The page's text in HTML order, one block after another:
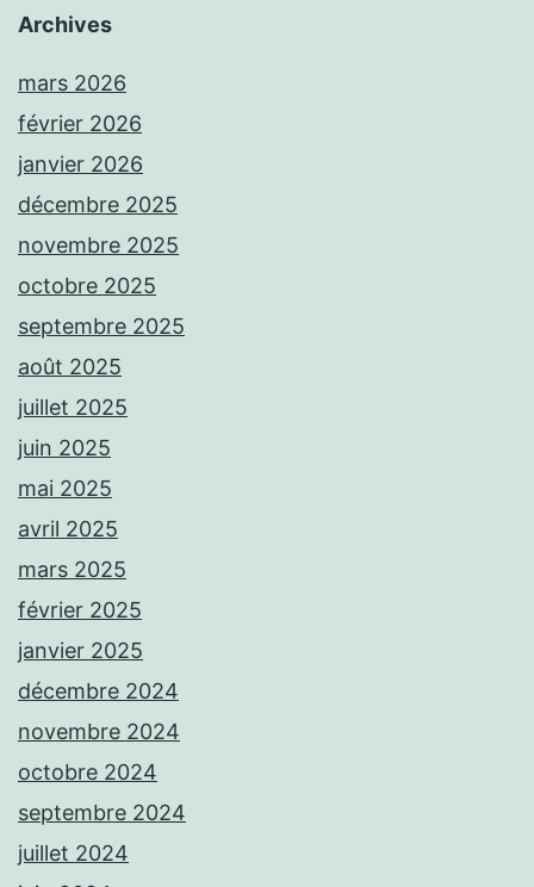
Archives
mars 2026
février 2026
janvier 2026
décembre 2025
novembre 2025
octobre 2025
septembre 2025
août 2025
juillet 2025
juin 2025
mai 2025
avril 2025
mars 2025
février 2025
janvier 2025
décembre 2024
novembre 2024
octobre 2024
septembre 2024
juillet 2024